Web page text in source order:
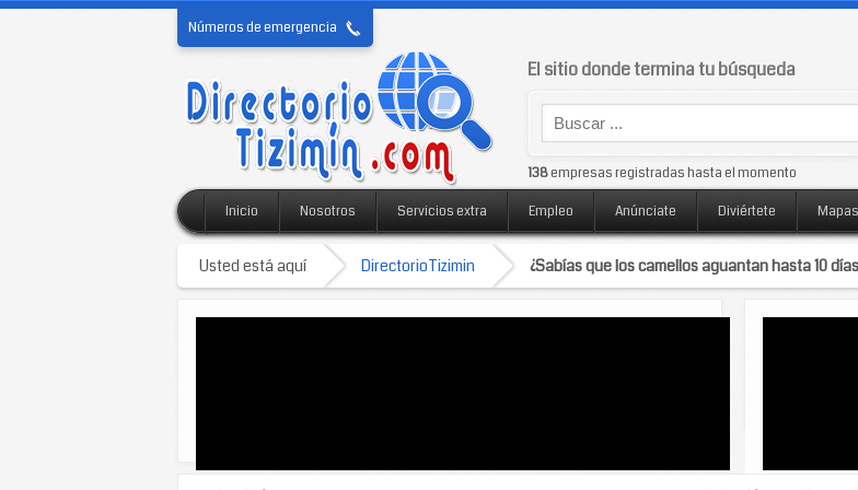
Números de emergencia
El sitio donde termina tu búsqueda
138empresas registradas hasta el momento
Inicio Nosotros Servicios extra Empleo Anúnciate Diviértete Mapas
Usted está aquí DirectorioTizimin ¿Sabías que los camellos aguantan hasta 10